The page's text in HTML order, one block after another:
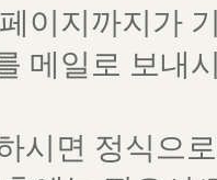
이지까지가
메일로 보내
시면 정식으